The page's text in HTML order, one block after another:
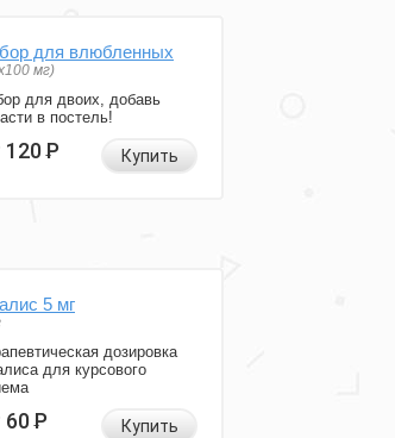
для влюбленных
мг)
для двоих, добавь
в постель!
120Р Купить
5 мг
дозировка
для курсового
60Р Купить